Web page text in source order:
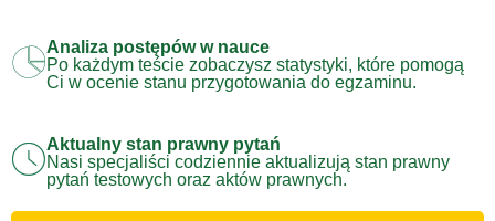
Analiza postępów w nauce
Po każdym teście zobaczysz statystyki, które pomogą
Ci w ocenie stanu przygotowania do egzaminu.
Aktualny stan prawny pytań
Nasi specjaliści codziennie aktualizują stan prawny
pytań testowych oraz aktów prawnych.